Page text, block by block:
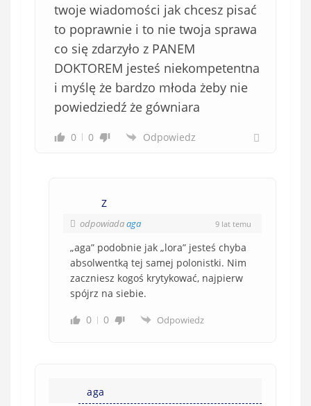
twoje wiadomości jak chcesz pisać
to poprawnie i to nie twoja sprawa
co się zdarzyło z PANEM
DOKTOREM jesteś niekompetentna
i myślę że bardzo młoda żeby nie
powiedziedź że gówniara
0 0 Odpowiedz
Z
odpowiadaaga 9 lat temu
„aga” podobnie jak „lora” jesteś chyba
absolwentką tej samej polonistki. Nim
zaczniesz kogoś krytykować, najpierw
spójrz na siebie.
0
0 Odpowiedz
aga